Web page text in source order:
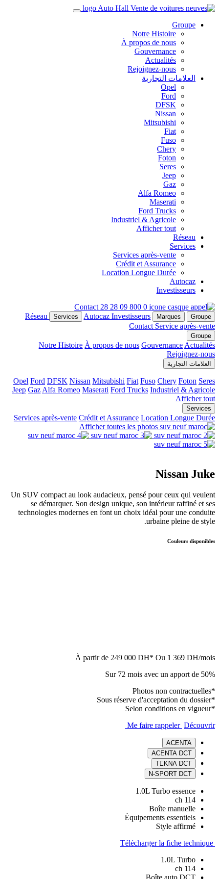
Groupe
Notre Histoire
À propos de nous
Gouvernance
Actualités
Rejoignez-nous
العلامات التجارية
Opel
Ford
DFSK
Nissan
Mitsubishi
Fiat
Fuso
Chery
Foton
Seres
Jeep
Gaz
Alfa Romeo
Maserati
Ford Trucks
Industriel & Agricole
Afficher tout
Réseau
Services
Services après-vente
Crédit et Assurance
Location Longue Durée
Autocaz
Investisseurs
Contact
Groupe
Marques
Réseau Services Autocaz Investisseurs
Contact Service après-vente
Groupe
Notre Histoire À propos de nous Gouvernance Actualités
Rejoignez-nous
العلامات التجارية
Opel Ford DFSK Nissan Mitsubishi Fiat Fuso Chery Foton Seres
Jeep Gaz Alfa Romeo Maserati Ford Trucks Industriel & Agricole
Afficher tout
Services
Services après-vente Crédit et Assurance Location Longue Durée
Afficher toutes les photos
Nissan Juke
Un SUV compact au look audacieux, pensé pour ceux qui veulent
se démarquer. Son design unique, son intérieur raffiné et ses
technologies modernes en font un choix idéal pour une conduite
urbaine pleine de style.
Couleurs disponibles
À partir de 249 000 DH* Ou 1 369 DH/mois
Sur 72 mois avec un apport de 50%
*Photos non contractuelles
*Sous réserve d'acceptation du dossier
*Selon conditions en vigueur
Me faire rappeler Découvrir
ACENTA
ACENTA DCT
TEKNA DCT
N-SPORT DCT
1.0L Turbo essence
114 ch
Boîte manuelle
Équipements essentiels
Style affirmé
1.0L Turbo
114 ch
Boîte auto DCT